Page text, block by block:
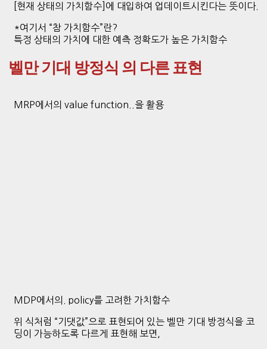
[현재 상태의 가치함수]에 대입하여 업데이트시킨다는 뜻이다.
*여기서 “참 가치함수”란?
특정 상태의 가치에 대한 예측 정확도가 높은 가치함수
벨만 기대 방정식 의 다른 표현
MRP에서의 value function..을 활용
MDP에서의. policy를 고려한 가치함수
위 식처럼 “기댓값”으로 표현되어 있는 벨만 기대 방정식을 코
딩이 가능하도록 다르게 표현해 보면,